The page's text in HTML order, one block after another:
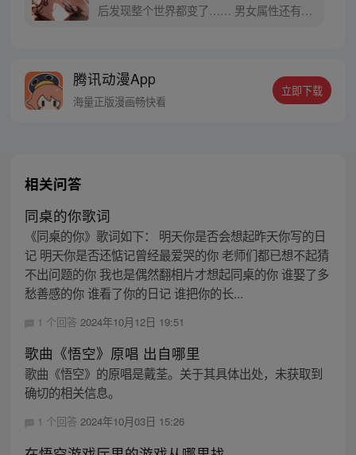
后发现整个世界都变了…… 男女属性还有观
人看不起，甚至找不到男人。 女追男很正
常，男追女叫倒追…… “在这个妹子都倒追
腾讯动漫App
海量正版漫画畅快看
立即下载
相关问答
同桌的你歌词
《同桌的你》歌词如下： 明天你是否会想起昨天你写的日
记 明天你是否还惦记曾经最爱哭的你 老师们都已想不起猜
不出问题的你 我也是偶然翻相片才想起同桌的你 谁娶了多
愁善感的你 谁看了你的日记 谁把你的长...
1 个回答 2024年10月12日 19:51
歌曲《悟空》原唱 出自哪里
歌曲《悟空》的原唱是戴荃。关于其具体出处，未获取到
确切的相关信息。
1 个回答 2024年10月03日 15:26